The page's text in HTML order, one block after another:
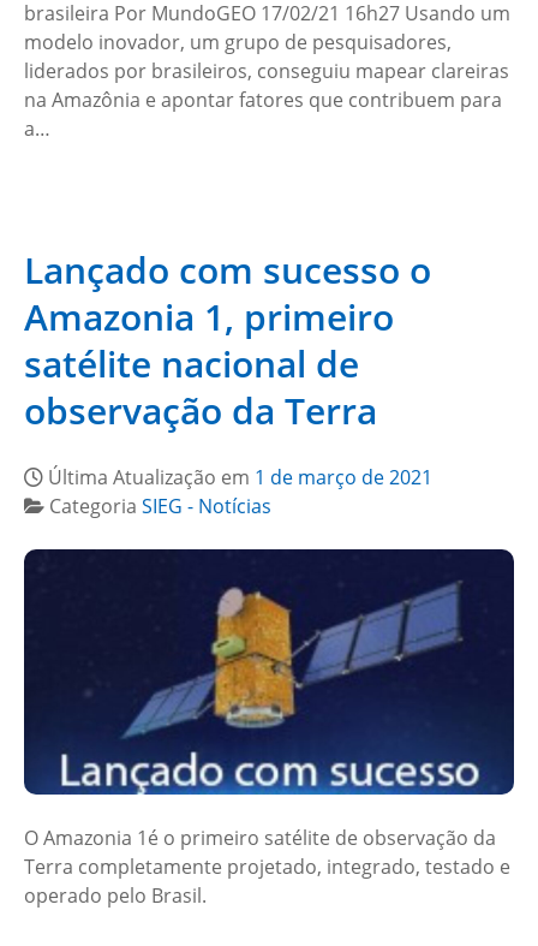
brasileira Por MundoGEO 17/02/21 16h27 Usando um
modelo inovador, um grupo de pesquisadores,
liderados por brasileiros, conseguiu mapear clareiras
na Amazônia e apontar fatores que contribuem para
a…
Lançado com sucesso o
Amazonia 1, primeiro
satélite nacional de
observação da Terra
Última Atualização em 1 de março de 2021
Categoria SIEG - Notícias
O Amazonia 1é o primeiro satélite de observação da
Terra completamente projetado, integrado, testado e
operado pelo Brasil.